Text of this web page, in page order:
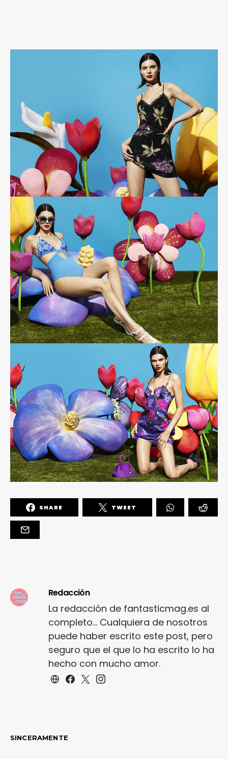
SHARE TWEET
Redacción
La redacción de fantasticmag.es al
completo... Cualquiera de nosotros
puede haber escrito este post, pero
seguro que el que lo ha escrito lo ha
hecho con mucho amor.
SINCERAMENTE